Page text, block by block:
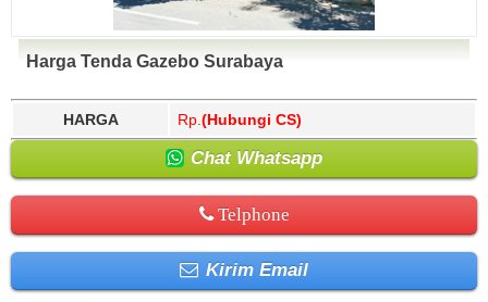
Harga Tenda Gazebo Surabaya
HARGA Rp. (Hubungi CS)
Chat Whatsapp
Telphone
Kirim Email